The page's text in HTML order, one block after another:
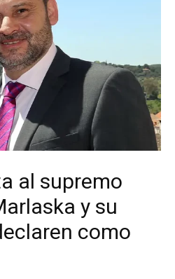
al supremo
y su
como